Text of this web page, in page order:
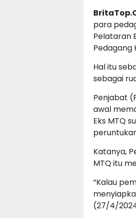
para
Pelataran
Pedagang
Hal itu
sebagai
Penjabat
awal
Eks MTQ
Katanya,
MTQ itu
“Kalau
(27/4/